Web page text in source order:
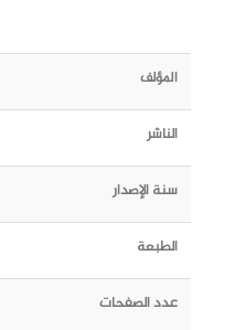
المؤلف
الناشر
سنة الإصدار
الطبعة
عدد الصفحات